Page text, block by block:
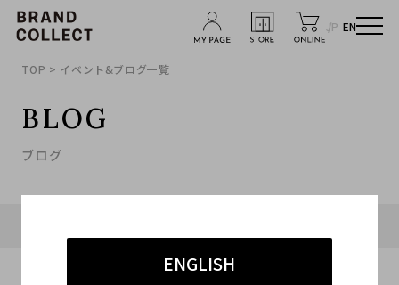
JP EN
ENGLISH
TOP > イベント&ブログ一覧
BLOG
ブログ